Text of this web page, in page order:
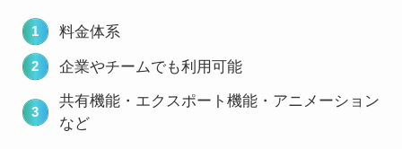
料金体系
企業やチームでも利用可能
共有機能・エクスポート機能・アニメーション
など